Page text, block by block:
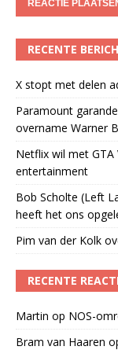
RECENTE
X stopt met delen
Paramount
overname Warner
Netflix wil met
entertainment
Bob Scholte (Left
heeft het ons
Pim van der Kolk
RECENTE
Martin op NOS-
Bram van Haaren